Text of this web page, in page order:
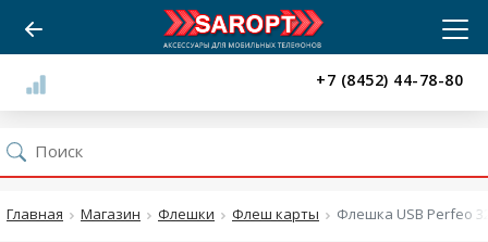
+7 (8452) 44-78-80
Главная Магазин Флешки Флеш карты Флешка USB Perfeo